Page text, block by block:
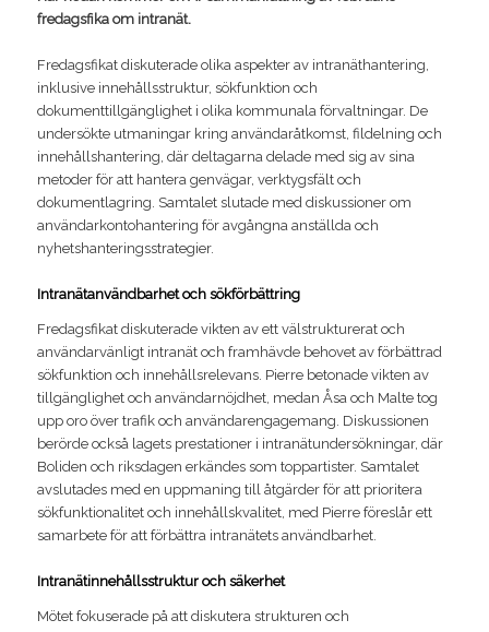
fredagsfika om intranät.
Fredagsfikat diskuterade olika aspekter av intranäthantering,
inklusive innehållsstruktur, sökfunktion och
dokumenttillgänglighet i olika kommunala förvaltningar. De
undersökte utmaningar kring användaråtkomst, fildelning och
innehållshantering, där deltagarna delade med sig av sina
metoder för att hantera genvägar, verktygsfält och
dokumentlagring. Samtalet slutade med diskussioner om
användarkontohantering för avgångna anställda och
nyhetshanteringsstrategier.
Intranätanvändbarhet och sökförbättring
Fredagsfikat diskuterade vikten av ett välstrukturerat och
användarvänligt intranät och framhävde behovet av förbättrad
sökfunktion och innehållsrelevans. Pierre betonade vikten av
tillgänglighet och användarnöjdhet, medan Åsa och Malte tog
upp oro över trafik och användarengagemang. Diskussionen
berörde också lagets prestationer i intranätundersökningar, där
Boliden och riksdagen erkändes som toppartister. Samtalet
avslutades med en uppmaning till åtgärder för att prioritera
sökfunktionalitet och innehållskvalitet, med Pierre föreslår ett
samarbete för att förbättra intranätets användbarhet.
Intranätinnehållsstruktur och säkerhet
Mötet fokuserade på att diskutera strukturen och